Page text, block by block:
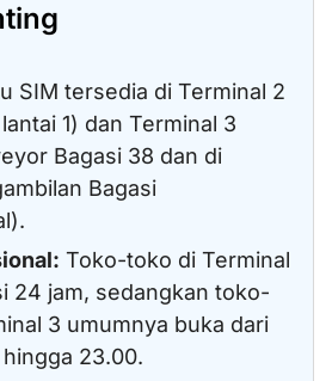
SIM tersedia di Terminal 2
1) dan Terminal 3
Bagasi 38 dan di
Bagasi
Toko-toko di Terminal
24 jam, sedangkan toko-
3 umumnya buka dari
23.00.